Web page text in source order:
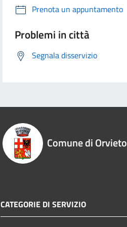
Prenota un appuntamento
Problemi in città
Segnala disservizio
Comune di Orvieto
CATEGORIE DI SERVIZIO